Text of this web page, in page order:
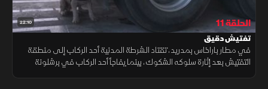
22:10 الحلقة 11
تفتيش دقيق
في مطار باراخاس بمدريد، تقتاد الشرطة المدنية أحد الركاب إلى منطقة
التفتيش بعد إثارة سلوكه الشكوك، بينما يفاجأ أحد الركاب في برشلونة